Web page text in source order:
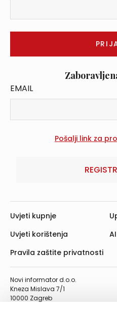
EMAIL
Novi informator d.o.o.
Kneza Mislava 7/1
10000 Zagreb
Uvjeti kupnje
Uvjeti korištenja
Pravila zaštite privatnosti